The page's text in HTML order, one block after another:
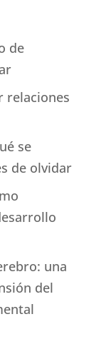
de
relaciones
se
de olvidar
una
del